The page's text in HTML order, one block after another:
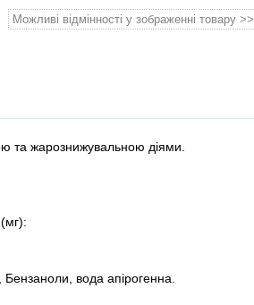
Можливі відмінності у зображенні товару >>
та жарознижувальною діями.
Бензаноли, вода апірогенна.